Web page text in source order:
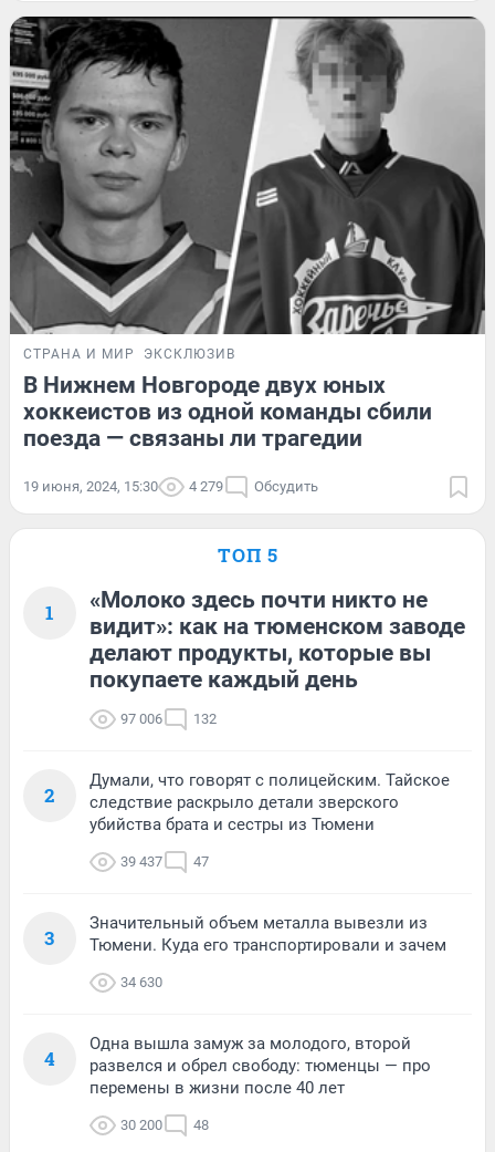
СТРАНА И МИР ЭКСКЛЮЗИВ
В Нижнем Новгороде двух юных
хоккеистов из одной команды сбили
поезда — связаны ли трагедии
19 июня, 2024, 15:30 4 279 Обсудить
ТОП 5
1
«Молоко здесь почти никто не
видит»: как на тюменском заводе
делают продукты, которые вы
покупаете каждый день
97 006 132
2
Думали, что говорят с полицейским. Тайское
следствие раскрыло детали зверского
убийства брата и сестры из Тюмени
39 437 47
3
Значительный объем металла вывезли из
Тюмени. Куда его транспортировали и зачем
34 630
4
Одна вышла замуж за молодого, второй
развелся и обрел свободу: тюменцы — про
перемены в жизни после 40 лет
30 200 48